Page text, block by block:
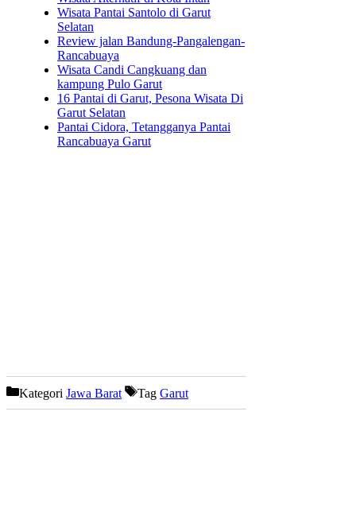
Wisata Pantai Santolo di Garut
Selatan
Review jalan Bandung-Pangalengan-
Rancabuaya
Wisata Candi Cangkuang dan
kampung Pulo Garut
16 Pantai di Garut, Pesona Wisata Di
Garut Selatan
Pantai Cidora, Tetangganya Pantai
Rancabuaya Garut
Kategori Jawa Barat Tag Garut